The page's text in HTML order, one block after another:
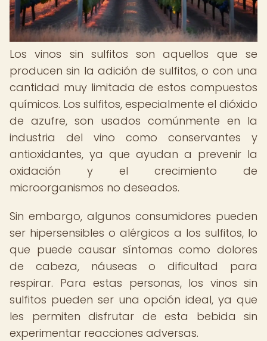
Los vinos sin sulfitos son aquellos que se
producen sin la adición de sulfitos, o con una
cantidad muy limitada de estos compuestos
químicos. Los sulfitos, especialmente el dióxido
de azufre, son usados comúnmente en la
industria del vino como conservantes y
antioxidantes, ya que ayudan a prevenir la
oxidación y el crecimiento de
microorganismos no deseados.
Sin embargo, algunos consumidores pueden
ser hipersensibles o alérgicos a los sulfitos, lo
que puede causar síntomas como dolores
de cabeza, náuseas o dificultad para
respirar. Para estas personas, los vinos sin
sulfitos pueden ser una opción ideal, ya que
les permiten disfrutar de esta bebida sin
experimentar reacciones adversas.